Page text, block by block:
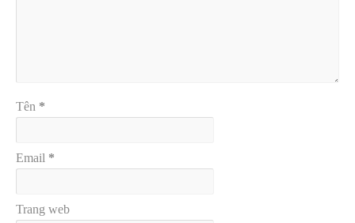
Tên *
Email *
Trang web